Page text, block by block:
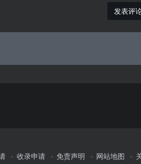
发表评
收录申请 免责声明 网站地图